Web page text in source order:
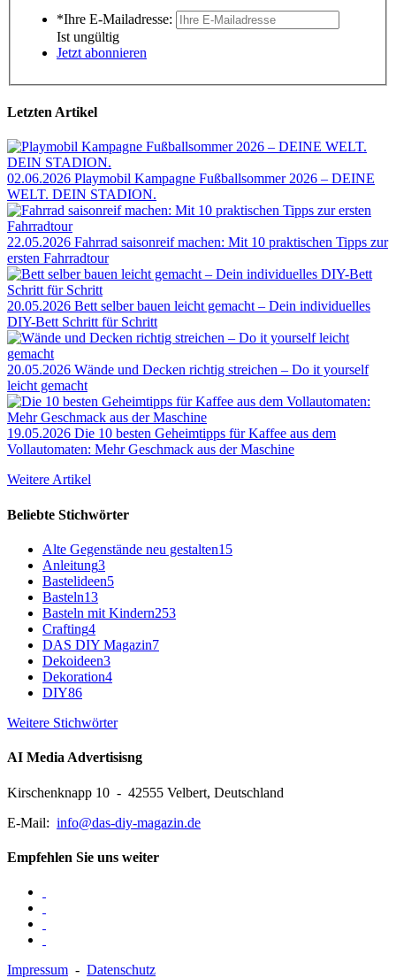
*Ihre E-Mailadresse:
Ist ungültig
Jetzt abonnieren
Letzten Artikel
02.06.2026 Playmobil Kampagne Fußballsommer 2026 – DEINE
WELT. DEIN STADION.
22.05.2026 Fahrrad saisonreif machen: Mit 10 praktischen Tipps zur
ersten Fahrradtour
20.05.2026 Bett selber bauen leicht gemacht – Dein individuelles
DIY-Bett Schritt für Schritt
20.05.2026 Wände und Decken richtig streichen – Do it yourself
leicht gemacht
19.05.2026 Die 10 besten Geheimtipps für Kaffee aus dem
Vollautomaten: Mehr Geschmack aus der Maschine
Weitere Artikel
Beliebte Stichwörter
Alte Gegenstände neu gestalten15
Anleitung3
Bastelideen5
Basteln13
Basteln mit Kindern253
Crafting4
DAS DIY Magazin7
Dekoideen3
Dekoration4
DIY86
Weitere Stichwörter
AI Media Advertisisng
Kirschenknapp 10 - 42555 Velbert, Deutschland
E-Mail: info@das-diy-magazin.de
Empfehlen Sie uns weiter
Impressum - Datenschutz